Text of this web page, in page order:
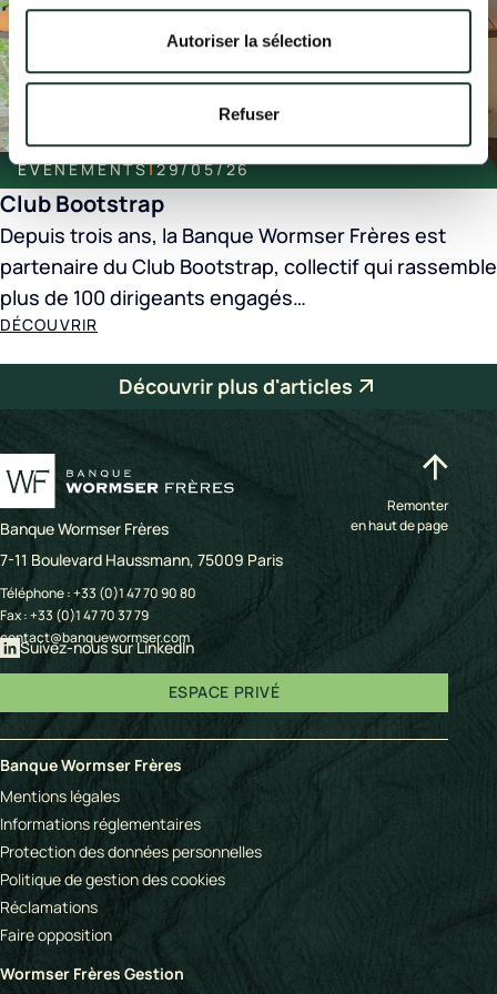
Autoriser la sélection
Refuser
EVÉNEMENTS|29/05/26
Club Bootstrap
Depuis trois ans, la Banque Wormser Frères est
partenaire du Club Bootstrap, collectif qui rassemble
plus de 100 dirigeants engagés…
DÉCOUVRIR
Découvrir plus d'articles
Banque Wormser Frères
7-11 Boulevard Haussmann, 75009 Paris
Téléphone :+33 (0)1 47 70 90 80
Fax : +33 (0)1 47 70 37 79
contact@banquewormser.com
Suivez-nous sur LinkedIn
Banque Wormser Frères
Mentions légales
Informations réglementaires
Protection des données personnelles
Politique de gestion des cookies
Réclamations
Faire opposition
Wormser Frères Gestion
Remonter
en haut de page
ESPACE PRIVÉ